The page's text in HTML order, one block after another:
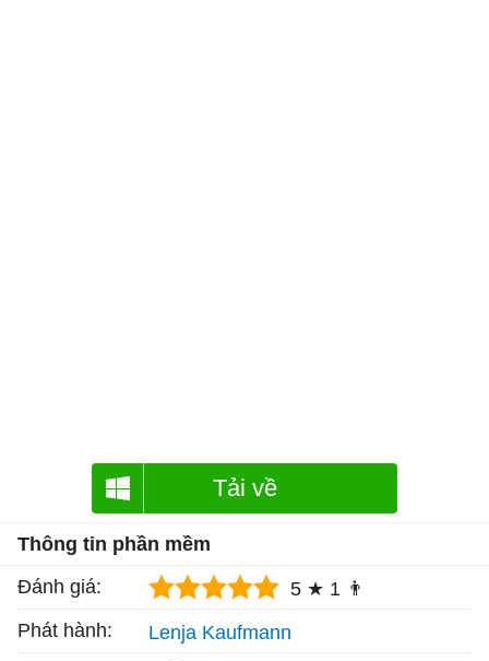
Tải về
Thông tin phần mềm
Đánh giá:
5 ★ 1 👨
Phát hành:
Lenja Kaufmann